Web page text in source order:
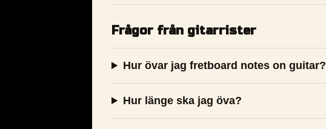
Frågor från gitarrister
Hur övar jag fretboard notes on guitar?
Hur länge ska jag öva?